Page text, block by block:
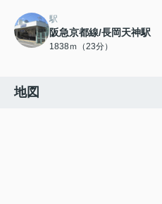
駅
阪急京都線/長岡天神駅
1838ｍ（23分）
地図